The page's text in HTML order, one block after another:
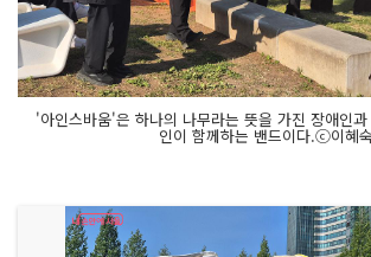
'아인스바움'은 하나의 나무라는 뜻을 가진 장애인
인이 함께하는 밴드이다.ⓒ이혜숙